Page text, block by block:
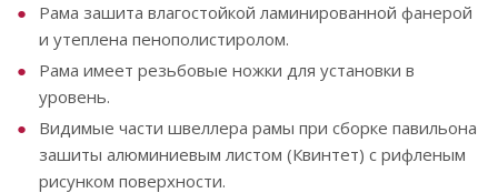
Рама зашита влагостойкой ламинированной фанерой
и утеплена пенополистиролом.
Рама имеет резьбовые ножки для установки в
уровень.
Видимые части швеллера рамы при сборке павильона
зашиты алюминиевым листом (Квинтет) с рифленым
рисунком поверхности.